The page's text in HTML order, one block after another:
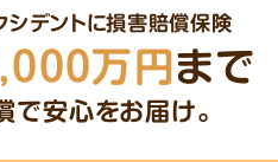
シデントに損害賠償保険
万円まで
で安心をお届け。